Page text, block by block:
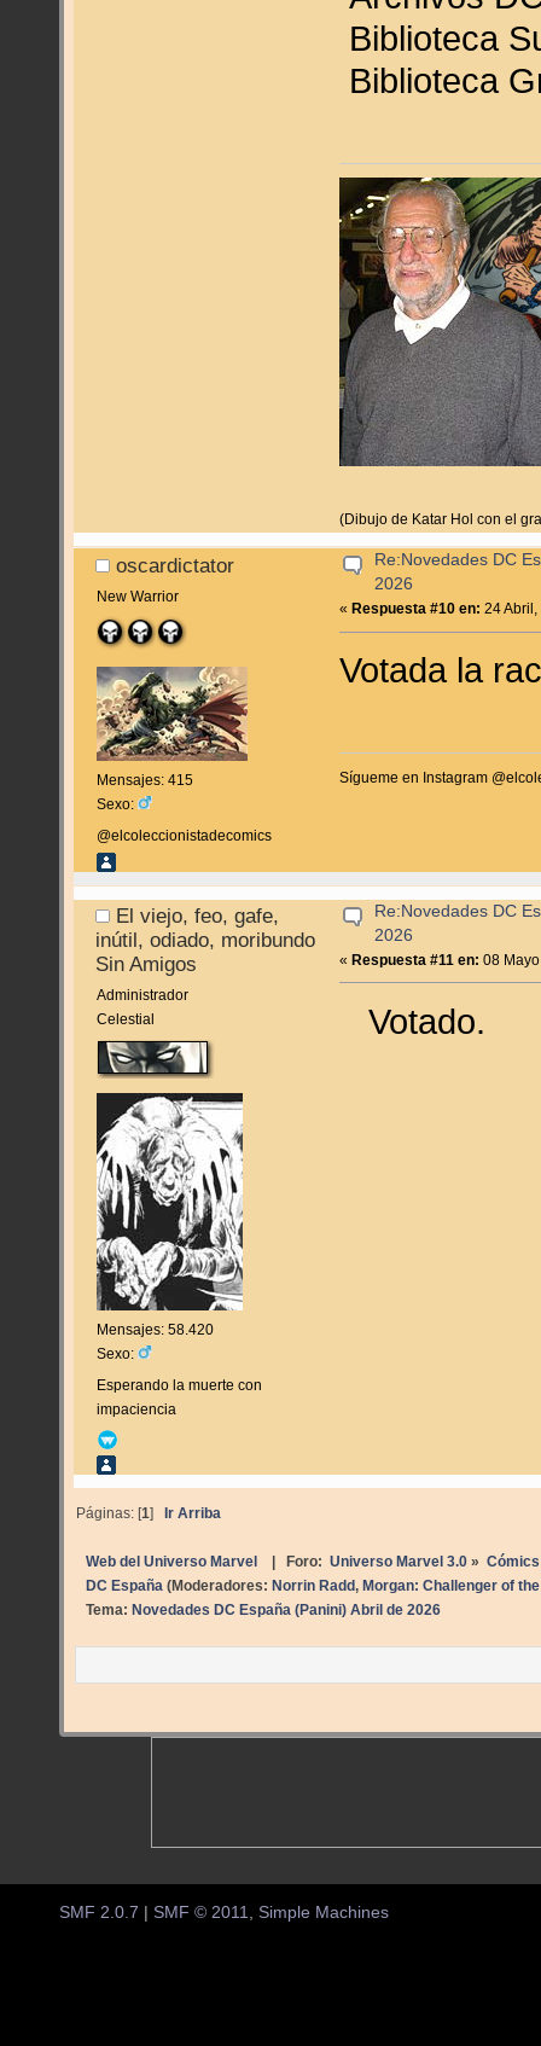
Biblioteca
Biblioteca
(Dibujo de Katar Hol con el
oscardictator
New Warrior
Mensajes: 415
Sexo:
@elcoleccionistadecomics
Re:Novedades DC
2026
« Respuesta #10 en: 24
Votada la
Sígueme en Instagram
El viejo, feo, gafe,
inútil, odiado, moribundo
Sin Amigos
Administrador
Celestial
Mensajes: 58.420
Sexo:
Esperando la muerte con
impaciencia
Re:Novedades DC
2026
«Respuesta #11 en: 08
Votado.
Páginas: [1]Ir Arriba
Web del Universo Marvel | Foro: Universo Marvel 3.0» Cómics
DC España (Moderadores: Norrin Radd, Morgan: Challenger of
Tema: Novedades DC España (Panini) Abril de 2026
SMF 2.0.7 | SMF © 2011 Simple Machines